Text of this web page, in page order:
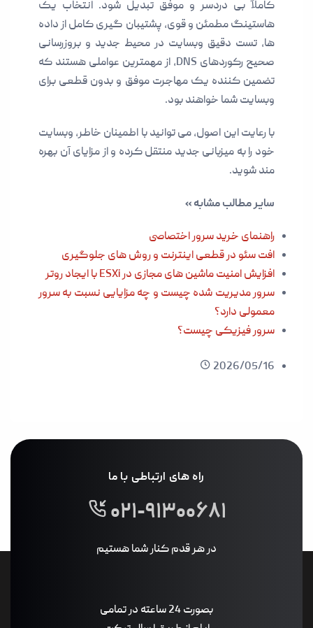
کاملاً بی دردسر و موفق تبدیل شود. انتخاب یک
هاستینگ مطمئن و قوی، پشتیبان گیری کامل از داده
ها، تست دقیق وبسایت در محیط جدید و بروزرسانی
صحیح رکوردهای DNS، از مهمترین عواملی هستند که
تضمین کننده یک مهاجرت موفق و بدون قطعی برای
وبسایت شما خواهند بود.
با رعایت این اصول، می توانید با اطمینان خاطر، وبسایت
خود را به میزبانی جدید منتقل کرده و از مزایای آن بهره
مند شوید.
سایر مطالب مشابه »
راهنمای خرید سرور اختصاصی
افت سئو در قطعی اینترنت و روش های جلوگیری
افزایش امنیت ماشین های مجازی در ESXi با ایجاد روتر
سرور مدیریت شده چیست و چه مزایایی نسبت به سرور
معمولی دارد؟
سرور فیزیکی چیست؟
2026/05/16
راه های ارتباطی با ما
۰۲۱-۹۱۳۰۰۶۸۱
در هر قدم کنار شما هستیم
بصورت 24 ساعته در تمامی